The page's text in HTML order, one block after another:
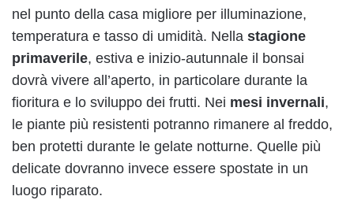
nel punto della casa migliore per illuminazione,
temperatura e tasso di umidità. Nella stagione
primaverile, estiva e inizio-autunnale il bonsai
dovrà vivere all’aperto, in particolare durante la
fioritura e lo sviluppo dei frutti. Nei mesi invernali,
le piante più resistenti potranno rimanere al freddo,
ben protetti durante le gelate notturne. Quelle più
delicate dovranno invece essere spostate in un
luogo riparato.